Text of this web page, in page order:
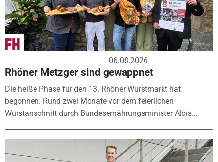
06.08.2026
Rhöner Metzger sind gewappnet
Die heiße Phase für den 13. Rhöner Wurstmarkt hat
begonnen. Rund zwei Monate vor dem feierlichen
Wurstanschnitt durch Bundesernährungsminister Alois...